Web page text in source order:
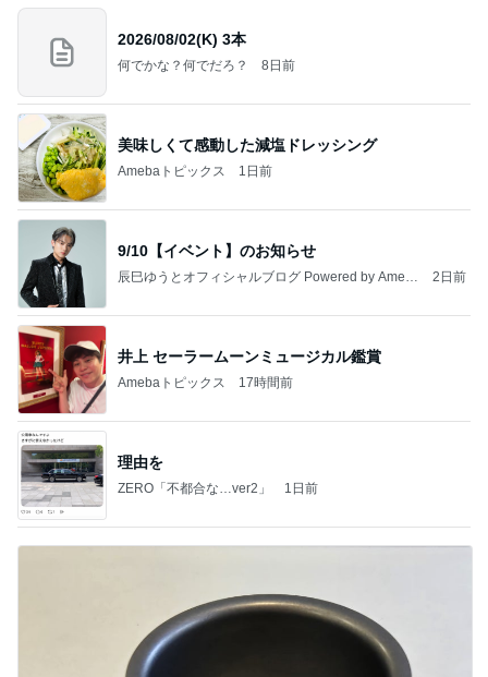
2026/08/02(K) 3本
何でかな？何でだろ？ 8日前
美味しくて感動した減塩ドレッシング
Amebaトピックス 1日前
9/10【イベント】のお知らせ
辰巳ゆうとオフィシャルブログ Powered by Ameb
2日前
井上 セーラームーンミュージカル鑑賞
Amebaトピックス 17時間前
理由を
ZERO「不都合な…ver2」 1日前